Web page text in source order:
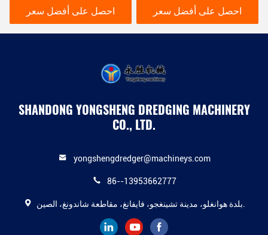
احصل على أفضل سعر احصل على أفضل سعر
SHANDONG YONGSHENG DREDGING MACHINERY
CO., LTD.
yongshengdredger@machineys.com
86--13953662777
بلدة هوانغلو، مدينة تشينغجو، فايفانغ، مقاطعة شاندونغ، الصين.